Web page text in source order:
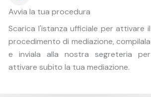
Avvia la tua procedura
Scarica l'istanza ufficiale per attivare il
procedimento di mediazione, compilala
e inviala alla nostra segreteria per
attivare subito la tua mediazione.